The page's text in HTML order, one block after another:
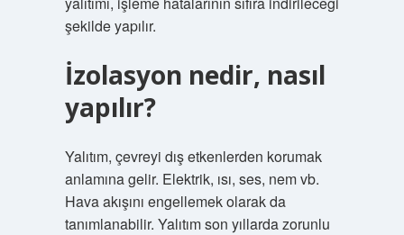
şekilde yapılır.
İzolasyon nedir, nasıl
yapılır?
Yalıtım, çevreyi dış etkenlerden korumak
anlamına gelir. Elektrik, ısı, ses, nem vb.
Hava akışını engellemek olarak da
tanımlanabilir. Yalıtım son yıllarda zorunlu